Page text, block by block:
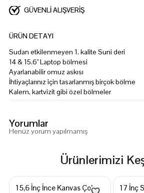
GÜVENLİ ALIŞVERİŞ
ÜRÜN DETAYI
Sudan etkilenmeyen 1. kalite Suni deri
14 & 15.6" Laptop bölmesi
Ayarlanabilir omuz askısı
İhtiyaçlarınız için tasarlanmış birçok bölme
Kalem, kartvizit gibi özel bölmeler
Yorumlar
Henüz yorum yapılmamış
Ürünlerimizi
15,6 İnç İnce Kanvas Çok
17 İnç